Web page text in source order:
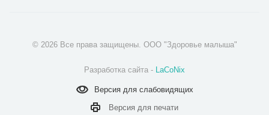
© 2026 Все права защищены. ООО "Здоровье малыша"
Разработка сайта - LaCoNix
Версия дляслабовидящих
Версия для печати